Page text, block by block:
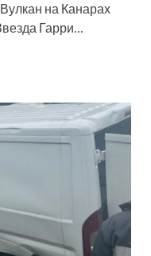
на Канарах
Гарри…